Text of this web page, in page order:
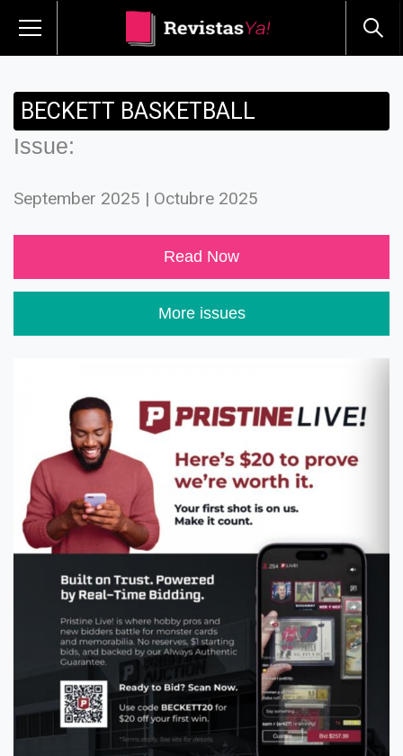
BECKETT BASKETBALL
Issue:
September 2025 | Octubre 2025
Read Now
More issues